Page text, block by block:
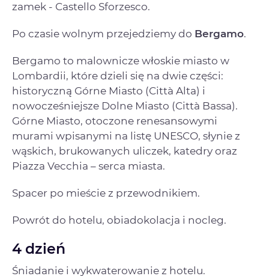
zamek - Castello Sforzesco.
Po czasie wolnym przejedziemy do Bergamo.
Bergamo to malownicze włoskie miasto w
Lombardii, które dzieli się na dwie części:
historyczną Górne Miasto (Città Alta) i
nowocześniejsze Dolne Miasto (Città Bassa).
Górne Miasto, otoczone renesansowymi
murami wpisanymi na listę UNESCO, słynie z
wąskich, brukowanych uliczek, katedry oraz
Piazza Vecchia – serca miasta.
Spacer po mieście z przewodnikiem.
Powrót do hotelu, obiadokolacja i nocleg.
4 dzień
Śniadanie i wykwaterowanie z hotelu.